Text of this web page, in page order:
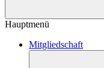
Hauptmenü
Mitgliedschaft